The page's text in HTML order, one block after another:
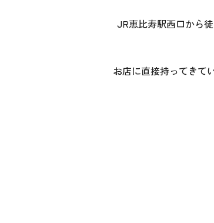
JR恵比寿駅西口から
お店に直接持ってきて